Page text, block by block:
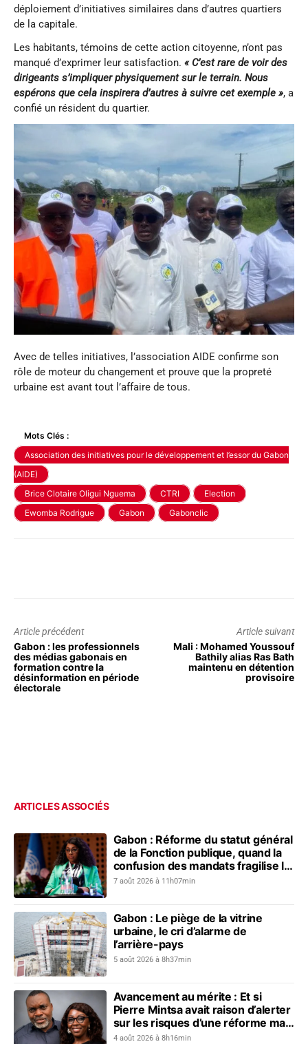
déploiement d’initiatives similaires dans d’autres quartiers
de la capitale.
Les habitants, témoins de cette action citoyenne, n’ont pas
manqué d’exprimer leur satisfaction. « C’est rare de voir des
dirigeants s’impliquer physiquement sur le terrain. Nous
espérons que cela inspirera d’autres à suivre cet exemple », a
confié un résident du quartier.
Avec de telles initiatives, l’association AIDE confirme son
rôle de moteur du changement et prouve que la propreté
urbaine est avant tout l’affaire de tous.
Mots Clés :
Association des initiatives pour le développement et l’essor du Gabon
(AIDE)
Brice Clotaire Oligui Nguema
CTRI
Election
Ewomba Rodrigue
Gabon Gabonclic
Article précédent
Gabon : les professionnels
des médias gabonais en
formation contre la
désinformation en période
électorale
Article suivant
Mali : Mohamed Youssouf
Bathily alias Ras Bath
maintenu en détention
provisoire
ARTICLES ASSOCIÉS
Gabon : Réforme du statut général
de la Fonction publique, quand la
confusion des mandats fragilise le
dialogue social
7 août 2026 à 11h07min
Gabon : Le piège de la vitrine
urbaine, le cri d’alarme de
l’arrière-pays
5 août 2026 à 8h37min
Avancement au mérite : Et si
Pierre Mintsa avait raison d’alerter
sur les risques d’une réforme mal
préparée ?
4 août 2026 à 8h16min